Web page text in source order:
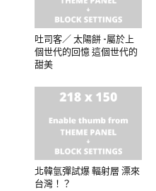
吐司客／ 太陽餅 -屬於上
個世代的回憶 這個世代的
甜美
北韓氫彈試爆 輻射層 漂來
台灣！？